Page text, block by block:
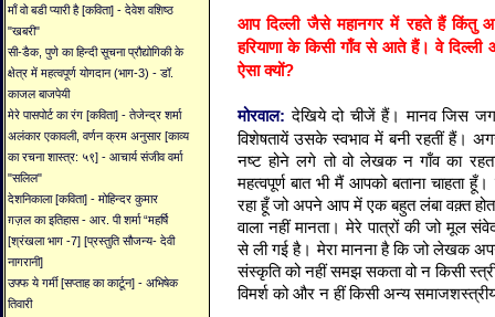
माँ वो बडी प्यारी है [कविता] - देवेश वशिष्ठ
"खबरी"
सी-डैक, पुणे का हिन्दी सूचना प्रौद्योगिकी के
क्षेत्र में महत्वपूर्ण योगदान (भाग-3) - डॉ.
काजल बाजपेयी
मेरे पासपोर्ट का रंग [कविता] - तेजेन्द्र शर्मा
अलंकार एकावली, वर्णन क्रम अनुसार [काव्य
का रचना शास्त्र: ५९] - आचार्य संजीव वर्मा
"सलिल"
देशनिकाला [कविता] - मोहिन्दर कुमार
ग़ज़ल का इतिहास - आर. पी शर्मा “महर्षि
[श्रंखला भाग -7] [प्रस्तुति सौजन्य- देवी
नागरानी]
उफ्फ ये गर्मी [सप्ताह का कार्टून] - अभिषेक
तिवारी
आप दिल्ली जैसे महानगर में रहते हैं किंतु
हरियाणा के किसी गाँव से आते हैं। वे
ऐसा क्यों?
मोरवाल:देखिये दो चीजें हैं। मानव जिस
विशेषतायें उसके स्वभाव में बनी रहतीं हैं।
नष्ट होने लगे तो वो लेखक न गाँव का
महत्वपूर्ण बात भी मैं आपको बताना चाहता
रहा हूँ जो अपने आप में एक बहुत लंबा वक़्त
वाला नहीं मानता। मेरे पात्रों की जो मूल
से ली गई है। मेरा मानना है कि जो लेखक
संस्कृति को नहीं समझ सकता वो न किसी
विमर्श को और न हीं किसी अन्य